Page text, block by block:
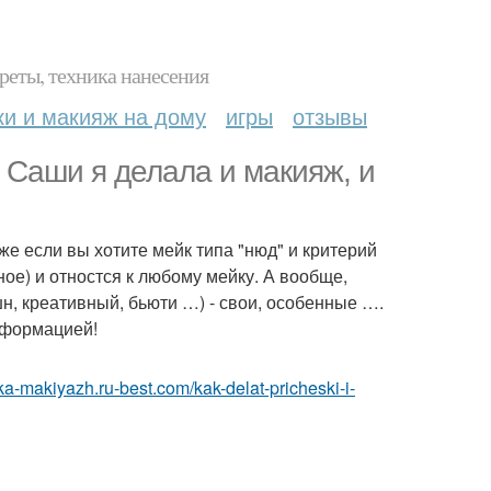
техника нанесения
и макияж на дому игры отзывы
Саши я делала и макияж, и
если вы хотите мейк типа "нюд" и критерий
и отностся к любому мейку. А вообще,
креативный, бьюти …) - свои, особенные ….
makiyazh.ru-best.com/kak-delat-pricheski-i-